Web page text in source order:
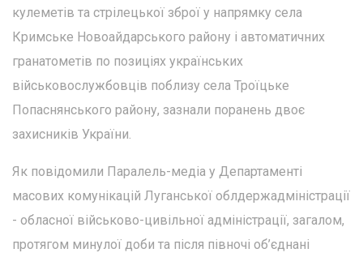
кулеметів та стрілецької зброї у напрямку села
Кримське Новоайдарського району і автоматичних
гранатометів по позиціях українських
військовослужбовців поблизу села Троїцьке
Попаснянського району, зазнали поранень двоє
захисників України.
Як повідомили Паралель-медіа у Департаменті
масових комунікацій Луганської облдержадміністрації
- обласної військово-цивільної адміністрації, загалом,
протягом минулої доби та після півночі об’єднані